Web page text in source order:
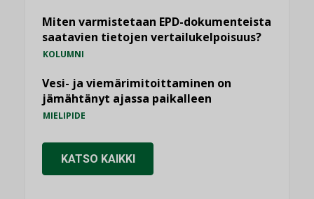
Miten varmistetaan EPD-dokumenteista
saatavien tietojen vertailukelpoisuus?
KOLUMNI
Vesi- ja viemärimitoittaminen on
jämähtänyt ajassa paikalleen
MIELIPIDE
KATSO KAIKKI